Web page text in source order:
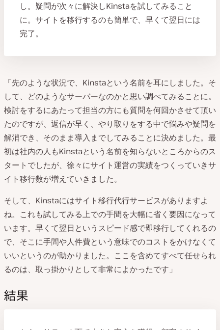
し。疑問が次々に解決しKinstaを試してみること
に。サイトを移行するのも簡単で、早くて翌日には
完了。
「先のような状況で、Kinstaという名前を耳にしました。そ
して、どのようなサーバーなのかと思い調べてみることに。
検討をするにあたって担当の方にも質問を何回かさせて頂い
たのですが、返信が早く、やり取りをする中で悩みや疑問を
解消でき、そのまま導入までしてみることに決めました。最
初は社内の人もKinstaという名前を知らないところからのス
タートでしたが、徐々にサイト運営の実績をつくっていきサ
イト移行数が増えていきました。
そして、Kinstaにはサイト移行代行サービスがありますよ
ね。これも試してみる上での手間を大幅に省く要因になって
います。早くて翌日というスピード感で即移行してくれるの
で、そこに手間や人件費という意味でのコストをかけなくて
いいというのが助かりました。ここを含めてすべて任せられ
るのは、取っ掛かりとして非常によかったです」
結果